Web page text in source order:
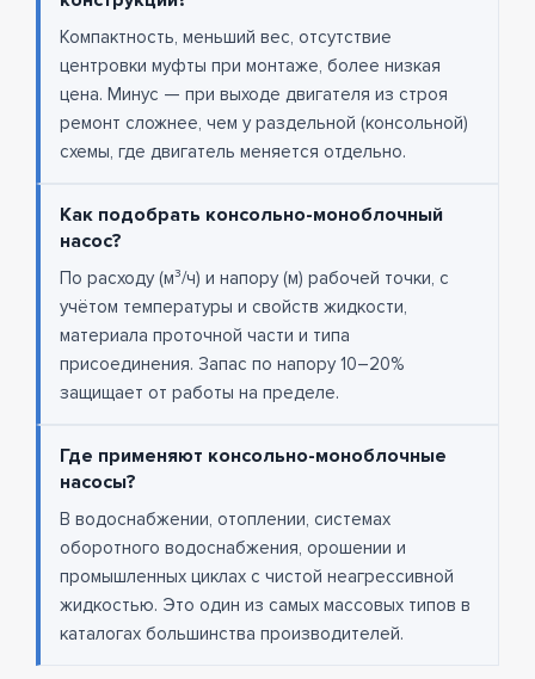
Компактность, меньший вес, отсутствие
центровки муфты при монтаже, более низкая
цена. Минус — при выходе двигателя из строя
ремонт сложнее, чем у раздельной (консольной)
схемы, где двигатель меняется отдельно.
Как подобрать консольно-моноблочный
насос?
По расходу (м³/ч) и напору (м) рабочей точки, с
учётом температуры и свойств жидкости,
материала проточной части и типа
присоединения. Запас по напору 10–20%
защищает от работы на пределе.
Где применяют консольно-моноблочные
насосы?
В водоснабжении, отоплении, системах
оборотного водоснабжения, орошении и
промышленных циклах с чистой неагрессивной
жидкостью. Это один из самых массовых типов в
каталогах большинства производителей.